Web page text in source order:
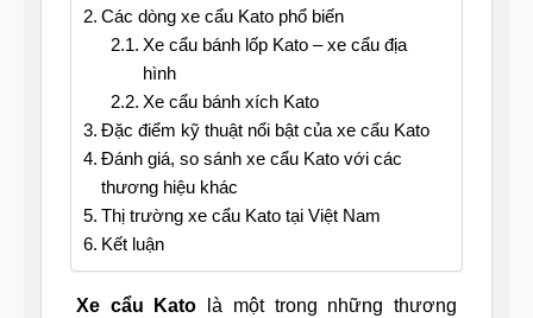
Các dòng xe cẩu Kato phổ biến
Xe cẩu bánh lốp Kato – xe cẩu địa
hình
Xe cẩu bánh xích Kato
Đặc điểm kỹ thuật nổi bật của xe cẩu Kato
Đánh giá, so sánh xe cẩu Kato với các
thương hiệu khác
Thị trường xe cẩu Kato tại Việt Nam
Kết luận
Xe cẩu Kato là một trong những thương